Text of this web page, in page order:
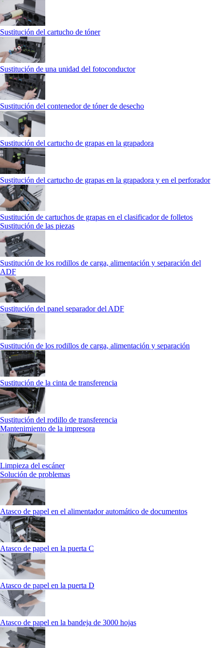
Sustitución del cartucho de tóner
Sustitución de una unidad del fotoconductor
Sustitución del contenedor de tóner de desecho
Sustitución del cartucho de grapas en la grapadora
Sustitución del cartucho de grapas en la grapadora y en el perforador
Sustitución de cartuchos de grapas en el clasificador de folletos
Sustitución de las piezas
Sustitución de los rodillos de carga, alimentación y separación del
ADF
Sustitución del panel separador del ADF
Sustitución de los rodillos de carga, alimentación y separación
Sustitución de la cinta de transferencia
Sustitución del rodillo de transferencia
Mantenimiento de la impresora
Limpieza del escáner
Solución de problemas
Atasco de papel en el alimentador automático de documentos
Atasco de papel en la puerta C
Atasco de papel en la puerta D
Atasco de papel en la bandeja de 3000 hojas